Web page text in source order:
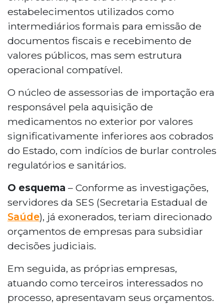
estabelecimentos utilizados como
intermediários formais para emissão de
documentos fiscais e recebimento de
valores públicos, mas sem estrutura
operacional compatível.
O núcleo de assessorias de importação era
responsável pela aquisição de
medicamentos no exterior por valores
significativamente inferiores aos cobrados
do Estado, com indícios de burlar controles
regulatórios e sanitários.
O esquema – Conforme as investigações,
servidores da SES (Secretaria Estadual de
Saúde), já exonerados, teriam direcionado
orçamentos de empresas para subsidiar
decisões judiciais.
Em seguida, as próprias empresas,
atuando como terceiros interessados no
processo, apresentavam seus orçamentos.